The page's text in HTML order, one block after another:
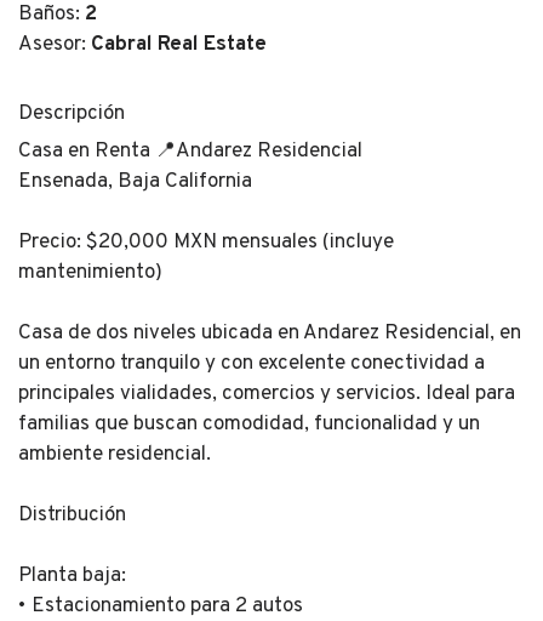
Baños: 2
Asesor: Cabral Real Estate
Descripción
Casa en Renta 📍Andarez Residencial
Ensenada, Baja California
Precio: $20,000 MXN mensuales (incluye
mantenimiento)
Casa de dos niveles ubicada en Andarez Residencial, en
un entorno tranquilo y con excelente conectividad a
principales vialidades, comercios y servicios. Ideal para
familias que buscan comodidad, funcionalidad y un
ambiente residencial.
Distribución
Planta baja:
• Estacionamiento para 2 autos